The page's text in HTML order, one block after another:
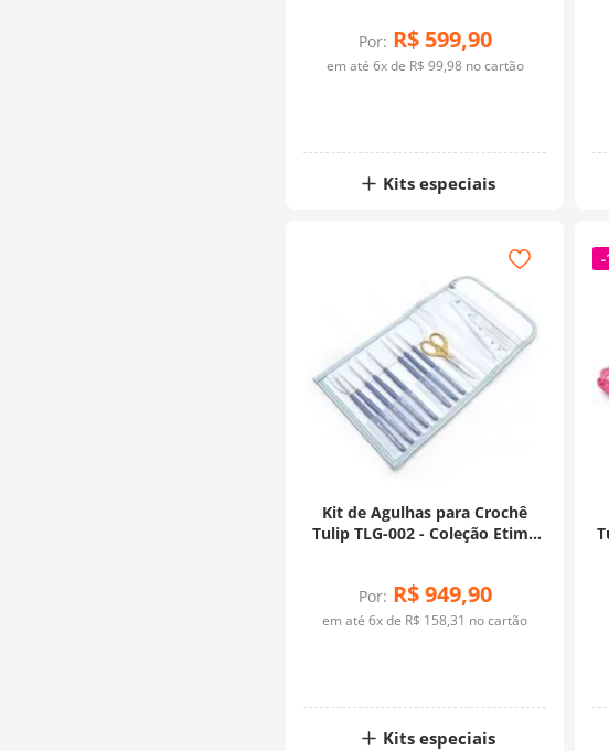
Por: R$ 599,90
em até 6x de R$ 99,98no cartão
Kits especiais
Kit de Agulhas para Crochê
Tulip TLG-002 - Coleção Etimo
Por: R$ 949,90
em até 6x de R$ 158,31 no cartão
Kits especiais
-